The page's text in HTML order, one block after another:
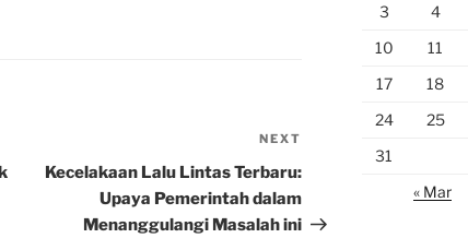
Post
NEXT
Kecelakaan Lalu Lintas Terbaru:
Upaya Pemerintah dalam
Menanggulangi Masalah ini
3
4
10
11
17
18
24
25
31
« Mar